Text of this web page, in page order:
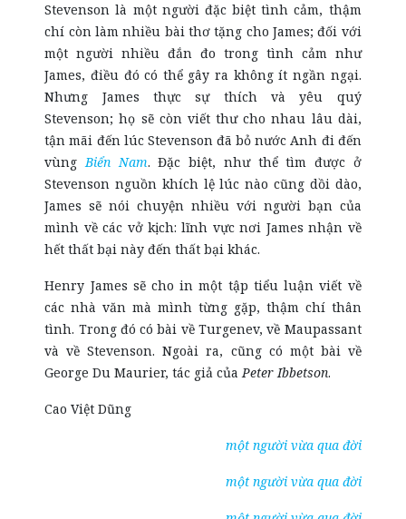
Stevenson là một người đặc biệt tình cảm, thậm
chí còn làm nhiều bài thơ tặng cho James; đối với
một người nhiều đắn đo trong tình cảm như
James, điều đó có thể gây ra không ít ngần ngại.
Nhưng James thực sự thích và yêu quý
Stevenson; họ sẽ còn viết thư cho nhau lâu dài,
tận mãi đến lúc Stevenson đã bỏ nước Anh đi đến
vùng Biển Nam. Đặc biệt, như thể tìm được ở
Stevenson nguồn khích lệ lúc nào cũng dồi dào,
James sẽ nói chuyện nhiều với người bạn của
mình về các vở kịch: lĩnh vực nơi James nhận về
hết thất bại này đến thất bại khác.
Henry James sẽ cho in một tập tiểu luận viết về
các nhà văn mà mình từng gặp, thậm chí thân
tình. Trong đó có bài về Turgenev, về Maupassant
và về Stevenson. Ngoài ra, cũng có một bài về
George Du Maurier, tác giả củaPeter Ibbetson.
Cao Việt Dũng
một người vừa qua đời
một người vừa qua đời